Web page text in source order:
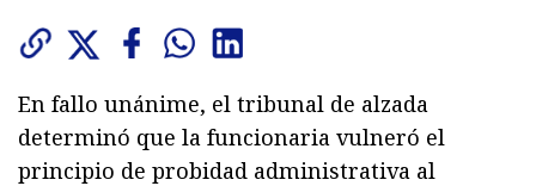
En fallo unánime, el tribunal de alzada
determinó que la funcionaria vulneró el
principio de probidad administrativa al